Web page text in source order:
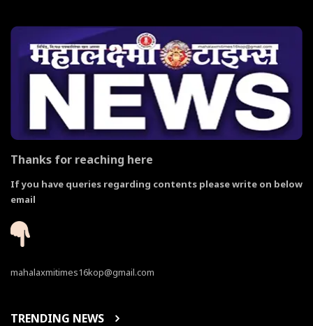
Thanks for reaching here
If you have queries regarding contents please write on below
email
mahalaxmitimes16kop@gmail.com
TRENDING NEWS